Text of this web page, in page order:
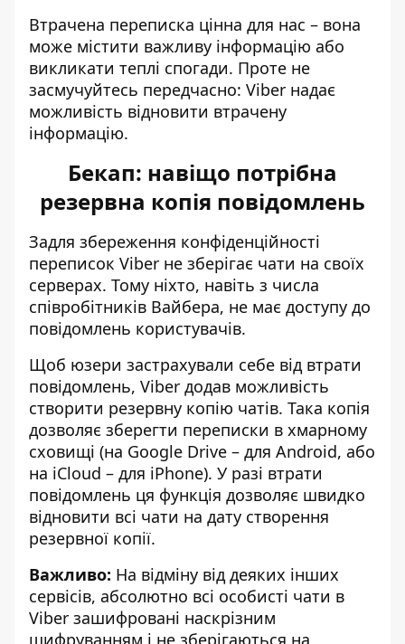
Втрачена переписка цінна для нас – вона
може містити важливу інформацію або
викликати теплі спогади. Проте не
засмучуйтесь передчасно: Viber надає
можливість відновити втрачену
інформацію.
Бекап: навіщо потрібна
резервна копія повідомлень
Задля збереження конфіденційності
переписок Viber не зберігає чати на своїх
серверах. Тому ніхто, навіть з числа
співробітників Вайбера, не має доступу до
повідомлень користувачів.
Щоб юзери застрахували себе від втрати
повідомлень, Viber додав можливість
створити резервну копію чатів. Така копія
дозволяє зберегти переписки в хмарному
сховищі (на Google Drive – для Android, або
на iCloud – для iPhone). У разі втрати
повідомлень ця функція дозволяє швидко
відновити всі чати на дату створення
резервної копії.
Важливо: На відміну від деяких інших
сервісів, абсолютно всі особисті чати в
Viber зашифровані наскрізним
шифруванням і не зберігаються на